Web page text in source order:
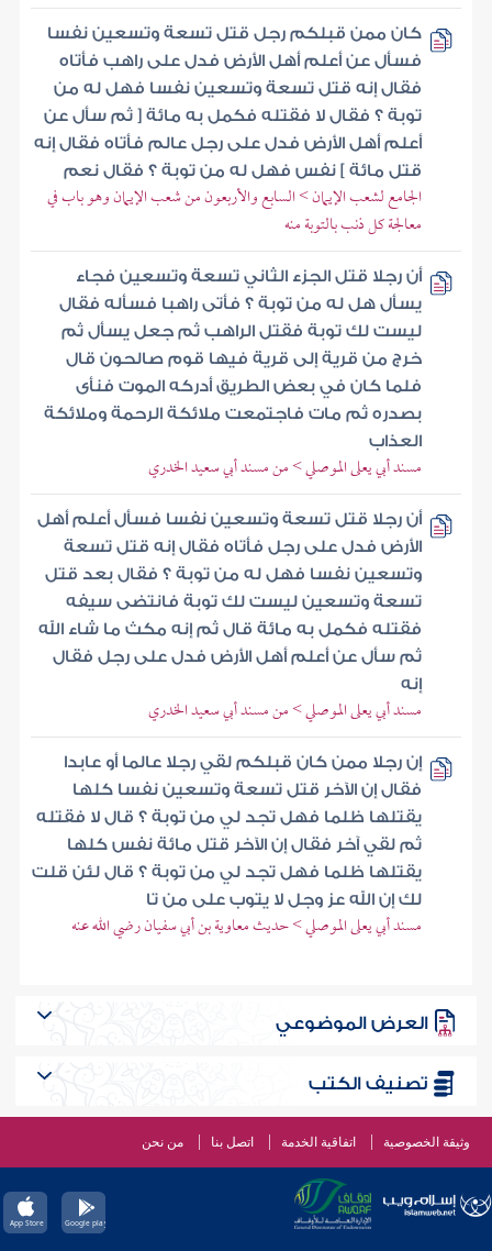
كان ممن قبلكم رجل قتل تسعة وتسعين نفسا
فسأل عن أعلم أهل الأرض فدل على راهب فأتاه
فقال إنه قتل تسعة وتسعين نفسا فهل له من
توبة ؟ فقال لا فقتله فكمل به مائة [ ثم سأل عن
أعلم أهل الأرض فدل على رجل عالم فأتاه فقال إنه
قتل مائة ] نفس فهل له من توبة ؟ فقال نعم
الجامع لشعب الإيمان > السابع والأربعون من شعب الإيمان وهو باب في
معالجة كل ذنب بالتوبة منه
أن رجلا قتل الجزء الثاني تسعة وتسعين فجاء
يسأل هل له من توبة ؟ فأتى راهبا فسأله فقال
ليست لك توبة فقتل الراهب ثم جعل يسأل ثم
خرج من قرية إلى قرية فيها قوم صالحون قال
فلما كان في بعض الطريق أدركه الموت فنأى
بصدره ثم مات فاجتمعت ملائكة الرحمة وملائكة
العذاب
مسند أبي يعلى الموصلي > من مسند أبي سعيد الخدري
أن رجلا قتل تسعة وتسعين نفسا فسأل أعلم أهل
الأرض فدل على رجل فأتاه فقال إنه قتل تسعة
وتسعين نفسا فهل له من توبة ؟ فقال بعد قتل
تسعة وتسعين ليست لك توبة فانتضى سيفه
فقتله فكمل به مائة قال ثم إنه مكث ما شاء الله
ثم سأل عن أعلم أهل الأرض فدل على رجل فقال
إنه
مسند أبي يعلى الموصلي > من مسند أبي سعيد الخدري
إن رجلا ممن كان قبلكم لقي رجلا عالما أو عابدا
فقال إن الآخر قتل تسعة وتسعين نفسا كلها
يقتلها ظلما فهل تجد لي من توبة ؟ قال لا فقتله
ثم لقي آخر فقال إن الآخر قتل مائة نفس كلها
يقتلها ظلما فهل تجد لي من توبة ؟ قال لئن قلت
لك إن الله عز وجل لا يتوب على من تا
مسند أبي يعلى الموصلي > حديث معاوية بن أبي سفيان رضي الله عنه
العرض الموضوعي
تصنيف الكتب
وثيقة الخصوصية اتفاقية الخدمة اتصل بنا من نحن